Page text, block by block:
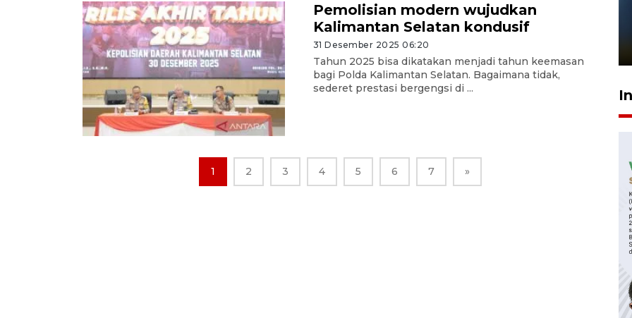
Pemolisian modern wujudkan
Kalimantan Selatan kondusif
31 Desember 2025 06:20
Tahun 2025 bisa dikatakan menjadi tahun keemasan
bagi Polda Kalimantan Selatan. Bagaimana tidak,
sederet prestasi bergengsi di ...
1 2 3 4 5 6 7 »
Pelanggan Filaha Farm setia
sampai 8 tahan?
1 Juni 2026 05:47